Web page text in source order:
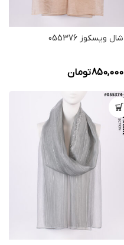
شال ویسکوز 055376
850,000تومان